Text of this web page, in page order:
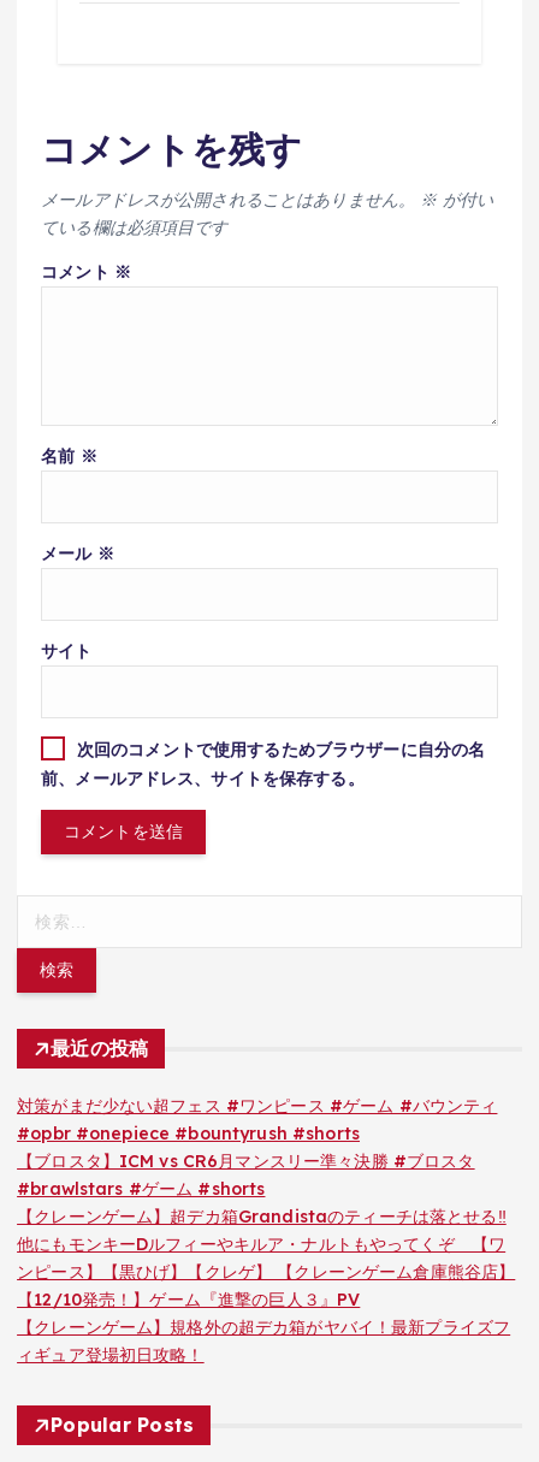
コメントを残す
メールアドレスが公開されることはありません。 ※が付い
ている欄は必須項目です
コメント ※
名前 ※
メール ※
サイト
次回のコメントで使用するためブラウザーに自分の名
前、メールアドレス、サイトを保存する。
最近の投稿
対策がまだ少ない超フェス #ワンピース #ゲーム #バウンティ
#opbr #onepiece #bountyrush #shorts
【ブロスタ】ICM vs CR6月マンスリー準々決勝 #ブロスタ
#brawlstars #ゲーム #shorts
【クレーンゲーム】超デカ箱Grandistaのティーチは落とせる‼︎
他にもモンキーDルフィーやキルア・ナルトもやってくぞ 【ワ
ンピース】【黒ひげ】【クレゲ】 【クレーンゲーム倉庫熊谷店】
【12/10発売！】ゲーム『進撃の巨人３』PV
【クレーンゲーム】規格外の超デカ箱がヤバイ！最新プライズフ
ィギュア登場初日攻略！
Popular Posts